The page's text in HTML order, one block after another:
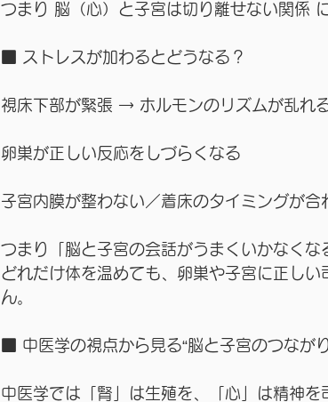
つまり 脳（心）と子宮は切り離せない関係
■ ストレスが加わるとどうなる？
視床下部が緊張 → ホルモンのリズムが乱れ
卵巣が正しい反応をしづらくなる
子宮内膜が整わない／着床のタイミングが合
つまり「脳と子宮の会話がうまくいかなく
どれだけ体を温めても、卵巣や子宮に正し
ん。
■ 中医学の視点から見る“脳と子宮のつなが
中医学では「腎」は生殖を、「心」は精神